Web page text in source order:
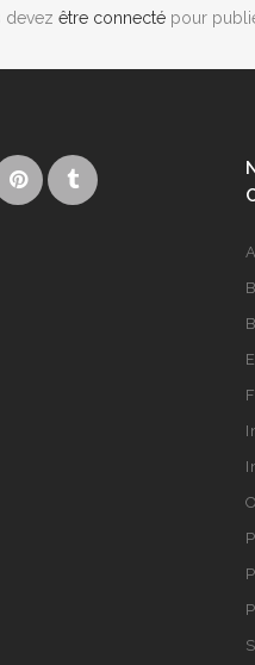
devez être connecté pour